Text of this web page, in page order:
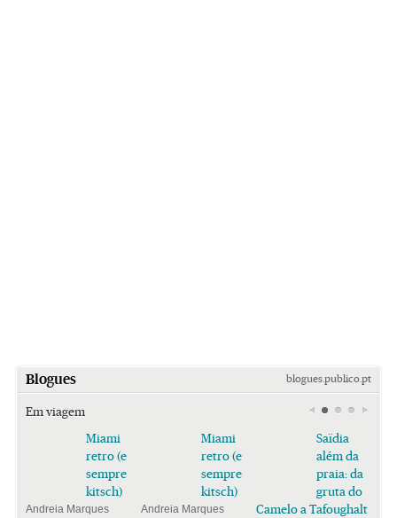
Blogues blogues.publico.pt
Em viagem
Miami
retro (e
sempre
kitsch)
Andreia Marques
Miami
retro (e
sempre
kitsch)
Andreia Marques
Saïdia
além da
praia: da
gruta do
Camelo a Tafoughalt